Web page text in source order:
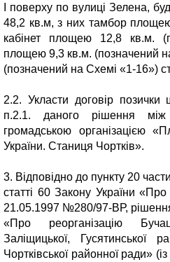
І поверху по вулиці Зелена,
48,2 кв.м, з них тамбор
кабінет площею 12,8 кв.м.
площею 9,3 кв.м. (позначений
(позначений на Cхемі «1-16»)
2.2. Укласти договір
п.2.1. даного рішення
громадською організацією
України. Станиця Чортків».
3. Відповідно до пункту 20
статті 60 Закону України
21.05.1997 №280/97-ВР,
«Про реорганізацію
Заліщицької,
Чортківської районної ради»